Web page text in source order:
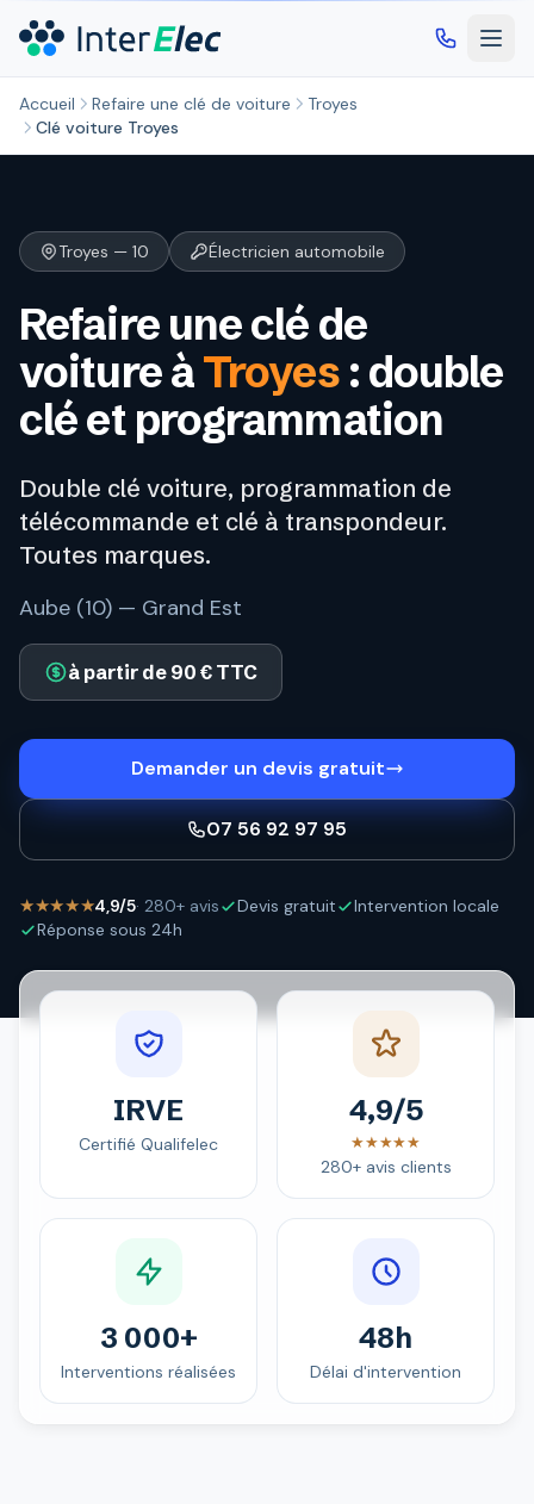
Accueil Refaire une clé de voiture
Troyes
Clé voiture Troyes
Troyes — 10 Électricien automobile
Refaire une clé de
voiture àTroyes: double
clé et programmation
Double clé voiture, programmation de
télécommande et clé à transpondeur.
Toutes marques.
Aube (10) — Grand Est
à partir de 90 € TTC
Demander un devis gratuit
07 56 92 97 95
★★★★★4,9/5· 280+ avis Devis gratuit
Intervention locale
Réponse sous 24h
IRVE
Certifié Qualifelec
4,9/5
★★★★★
280+ avis clients
3 000+
Interventions réalisées
48h
Délai d'intervention